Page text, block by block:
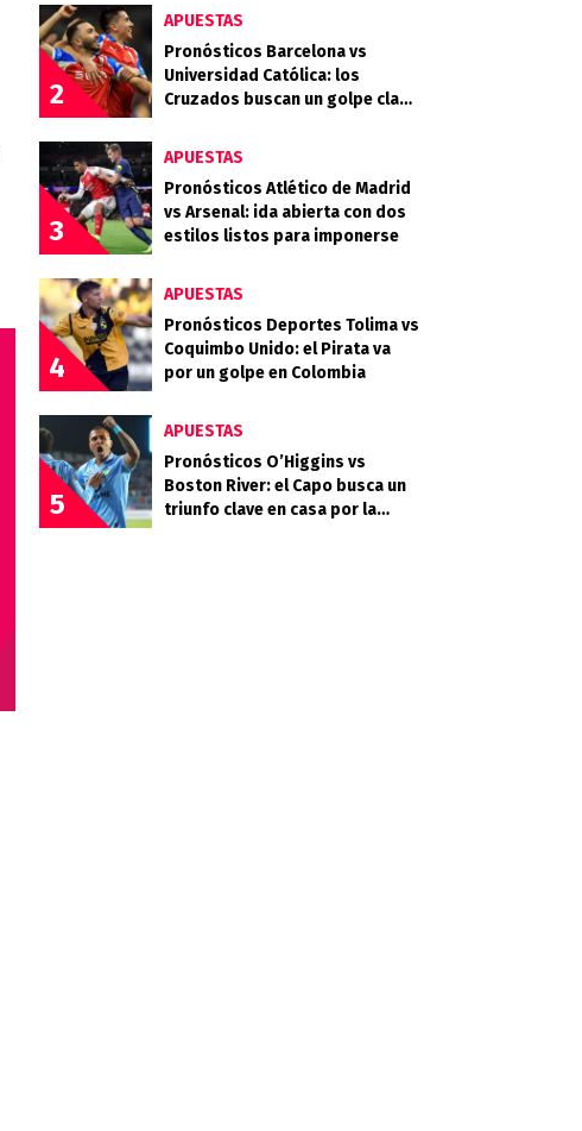
2
APUESTAS
Pronósticos Barcelona vs
Universidad Católica: los
Cruzados buscan un golpe clave
3
APUESTAS
Pronósticos Atlético de Madrid
vs Arsenal: ida abierta con dos
estilos listos para imponerse
4
APUESTAS
Pronósticos Deportes Tolima vs
Coquimbo Unido: el Pirata va
por un golpe en Colombia
5
APUESTAS
Pronósticos O’Higgins vs
Boston River: el Capo busca un
triunfo clave en casa por la